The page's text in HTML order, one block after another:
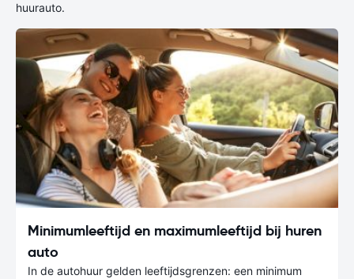
huurauto.
Minimumleeftijd en maximumleeftijd bij huren
auto
In de autohuur gelden leeftijdsgrenzen: een minimum